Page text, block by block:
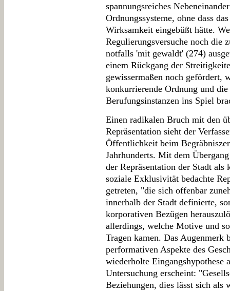
spannungsreiches
Ordnungssysteme, ohne dass
Wirksamkeit eingebüßt hätte.
Regulierungsversuche noch die
notfalls 'mit gewaldt' (274)
einem Rückgang der
gewissermaßen noch gefördert,
konkurrierende Ordnung und
Berufungsinstanzen ins Spiel
Einen radikalen Bruch mit den
Repräsentation sieht der
Öffentlichkeit beim
Jahrhunderts. Mit dem
der Repräsentation der Stadt als
soziale Exklusivität bedachte
getreten, "die sich offenbar
innerhalb der Stadt definierte,
korporativen Bezügen
allerdings, welche Motive und
Tragen kamen. Das Augenmerk
performativen Aspekte des
wiederholte Eingangshypothese
Untersuchung erscheint:
Beziehungen, dies lässt sich als